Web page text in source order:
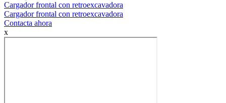
Cargador frontal con retroexcavadora
Cargador frontal con retroexcavadora
Contacta ahora
x